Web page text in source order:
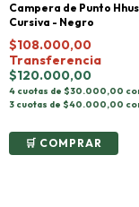
Campera de Punto
Cursiva - Negro
$108.000,00
Transferencia
$120.000,00
4 cuotas de $30.000,00
3 cuotas de $40.000,00
COMPRAR